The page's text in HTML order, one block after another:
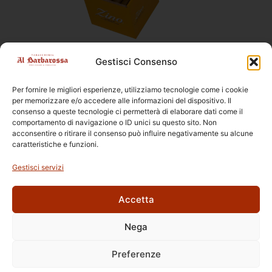
Gestisci Consenso
Per fornire le migliori esperienze, utilizziamo tecnologie come i cookie
per memorizzare e/o accedere alle informazioni del dispositivo. Il
consenso a queste tecnologie ci permetterà di elaborare dati come il
comportamento di navigazione o ID unici su questo sito. Non
acconsentire o ritirare il consenso può influire negativamente su alcune
caratteristiche e funzioni.
Gestisci servizi
Accetta
Nega
Preferenze
Sigari, Zino Nicaragua
Zino Nicaragua Short Torpedo
Dimensioni
110 × 20,6 mm
Confezione
4pz, 25pz, Plastica, Scatola
Formato
Short Torpedo
Origine
Nicaragua
C.so E. Archinti, 1 - 26900 Lodi
P.Iva 09159210963